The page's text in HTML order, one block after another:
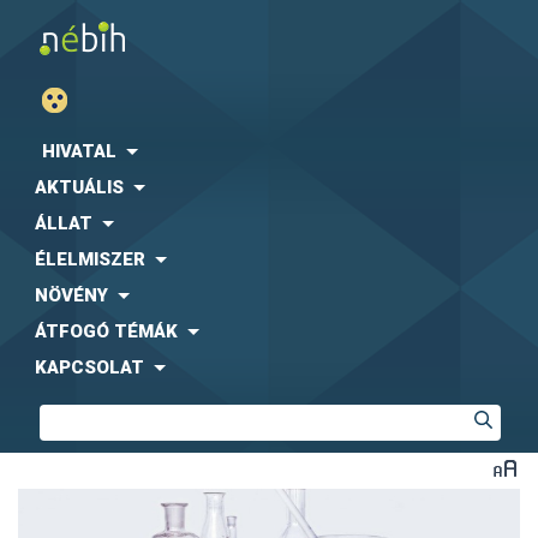
HIVATAL
AKTUÁLIS
ÁLLAT
ÉLELMISZER
NÖVÉNY
ÁTFOGÓ TÉMÁK
KAPCSOLAT